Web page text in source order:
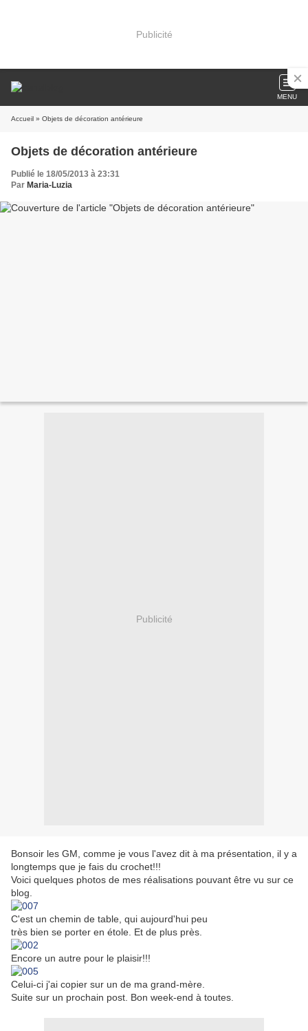
Publicité
MENU
Accueil » Objets de décoration antérieure
Objets de décoration antérieure
Publié le 18/05/2013 à 23:31
Par Maria-Luzia
Publicité
Bonsoir les GM, comme je vous l'avez dit à ma présentation, il y a
longtemps que je fais du crochet!!!
Voici quelques photos de mes réalisations pouvant être vu sur ce
blog.
C'est un chemin de table, qui aujourd'hui peu
très bien se porter en étole. Et de plus près.
Encore un autre pour le plaisir!!!
Celui-ci j'ai copier sur un de ma grand-mère.
Suite sur un prochain post. Bon week-end à toutes.